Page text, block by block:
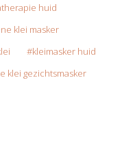
huid
klei masker
kleimasker huid
klei gezichtsmasker